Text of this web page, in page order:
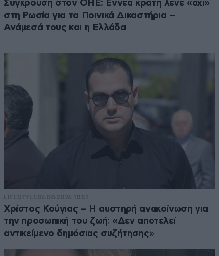
Σύγκρουση στον ΟΗΕ: Εννέα κράτη λένε «όχι»
στη Ρωσία για τα Ποινικά Δικαστήρια –
Ανάμεσά τους και η Ελλάδα
LIFESTYLE06·08·2026 18:51
Χρίστος Κούγιας – Η αυστηρή ανακοίνωση για
την προσωπική του ζωή: «Δεν αποτελεί
αντικείμενο δημόσιας συζήτησης»